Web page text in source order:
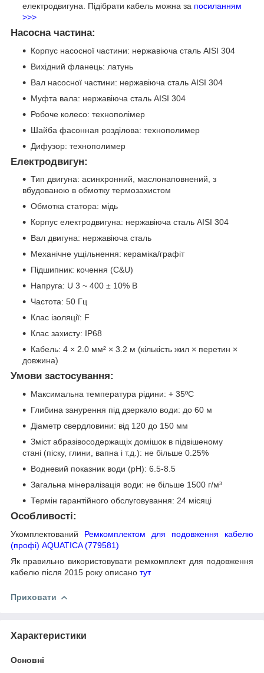
електродвигуна. Підібрати кабель можна за посиланням
>>>
Насосна частина:
Корпус насосної частини: нержавіюча сталь AISI 304
Вихідний фланець: латунь
Вал насосної частини: нержавіюча сталь AISI 304
Муфта вала: нержавіюча сталь AISI 304
Робоче колесо: технополімер
Шайба фасонная розділова: технополимер
Дифузор: технополимер
Електродвигун:
Тип двигуна: асинхронний, маслонаповнений, з
вбудованою в обмотку термозахистом
Обмотка статора: мідь
Корпус електродвигуна: нержавіюча сталь AISI 304
Вал двигуна: нержавіюча сталь
Механічне ущільнення: кераміка/графіт
Підшипник: кочення (C&U)
Напруга: U 3 ~ 400 ± 10% В
Частота: 50 Гц
Клас ізоляції: F
Клас захисту: IP68
Кабель: 4 × 2.0 мм² × 3.2 м (кількість жил × перетин ×
довжина)
Умови застосування:
Максимальна температура рідини: + 35ºС
Глибина занурення під дзеркало води: до 60 м
Діаметр свердловини: від 120 до 150 мм
Зміст абразівосодержащіх домішок в підвішеному
стані (піску, глини, вапна і т.д.): не більше 0.25%
Водневий показник води (рН): 6.5-8.5
Загальна мінералізація води: не більше 1500 г/м³
Термін гарантійного обслуговування: 24 місяці
Особливості:
Укомплектований Ремкомплектом для подовження кабелю
(профі) AQUATICA (779581)
Як правильно використовувати ремкомплект для подовження
кабелю після 2015 року описано тут
Приховати
Характеристики
Основні